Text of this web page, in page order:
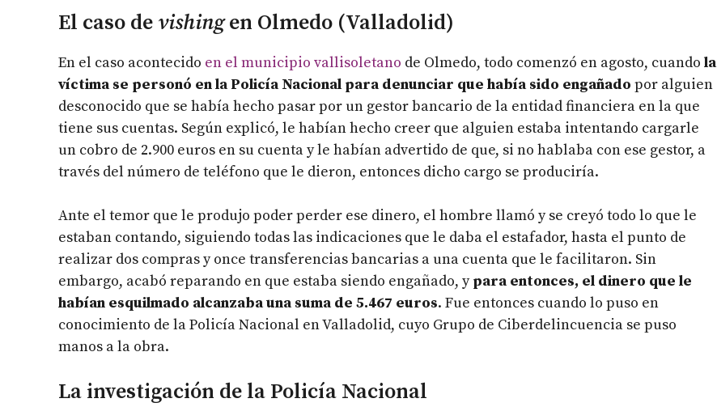
El caso de vishingen Olmedo (Valladolid)
En el caso acontecido en el municipio vallisoletano de Olmedo, todo comenzó en agosto, cuando la
víctima se personó en la Policía Nacional para denunciar que había sido engañado por alguien
desconocido que se había hecho pasar por un gestor bancario de la entidad financiera en la que
tiene sus cuentas. Según explicó, le habían hecho creer que alguien estaba intentando cargarle
un cobro de 2.900 euros en su cuenta y le habían advertido de que, si no hablaba con ese gestor, a
través del número de teléfono que le dieron, entonces dicho cargo se produciría.
Ante el temor que le produjo poder perder ese dinero, el hombre llamó y se creyó todo lo que le
estaban contando, siguiendo todas las indicaciones que le daba el estafador, hasta el punto de
realizar dos compras y once transferencias bancarias a una cuenta que le facilitaron. Sin
embargo, acabó reparando en que estaba siendo engañado, ypara entonces, el dinero que le
habían esquilmado alcanzaba una suma de 5.467 euros. Fue entonces cuando lo puso en
conocimiento de la Policía Nacional en Valladolid, cuyo Grupo de Ciberdelincuencia se puso
manos a la obra.
La investigación de la Policía Nacional